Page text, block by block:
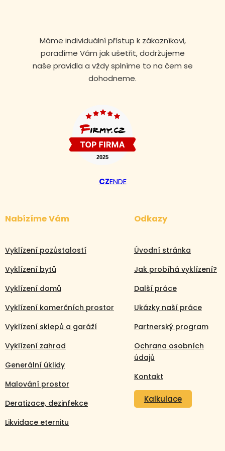
Máme individuální přístup k zákazníkovi,
poradíme Vám jak ušetřit, dodržujeme
naše pravidla a vždy splníme to na čem se
dohodneme.
CZENDE
Nabízíme Vám
Vyklízení pozůstalostí
Vyklízení bytů
Vyklízení domů
Vyklízení komerčních prostor
Vyklízení sklepů a garáží
Vyklízení zahrad
Generální úklidy
Malování prostor
Deratizace, dezinfekce
Likvidace eternitu
Odkazy
Úvodní stránka
Jak probíhá vyklízení?
Další práce
Ukázky naší práce
Partnerský program
Ochrana osobních
údajů
Kontakt
Kalkulace